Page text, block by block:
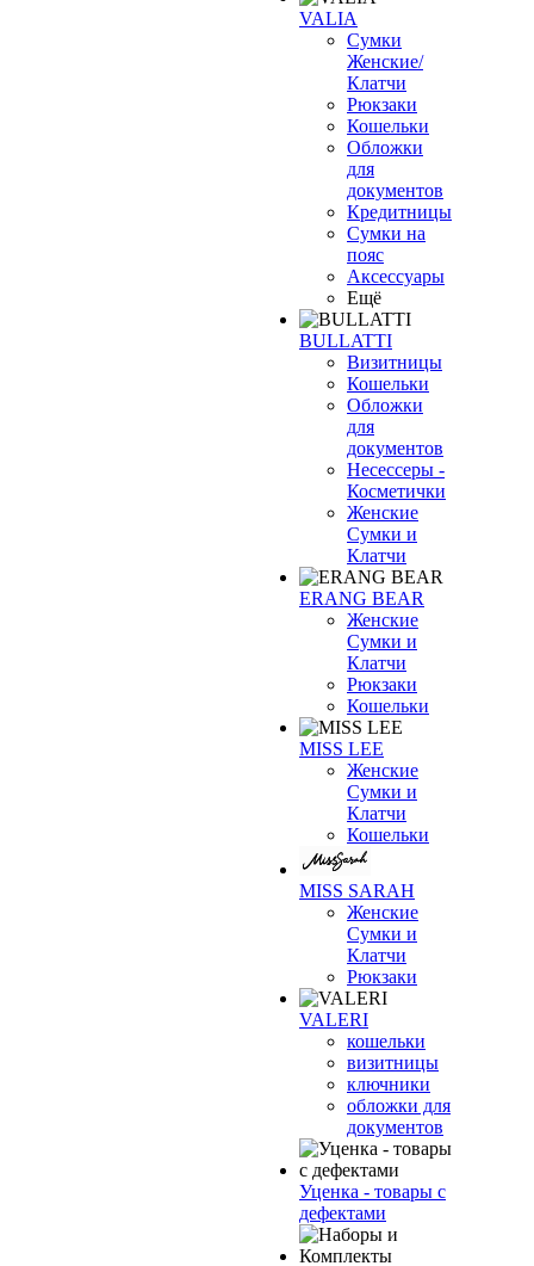
VALIA
Сумки
Женские/
Клатчи
Рюкзаки
Кошельки
Обложки
для
документов
Кредитницы
Сумки на
пояс
Аксессуары
Ещё
BULLATTI
Визитницы
Кошельки
Обложки
для
документов
Несессеры -
Косметички
Женские
Сумки и
Клатчи
ERANG BEAR
Женские
Сумки и
Клатчи
Рюкзаки
Кошельки
MISS LEE
Женские
Сумки и
Клатчи
Кошельки
MISS SARAH
Женские
Сумки и
Клатчи
Рюкзаки
VALERI
кошельки
визитницы
ключники
обложки для
документов
Уценка - товары с
дефектами